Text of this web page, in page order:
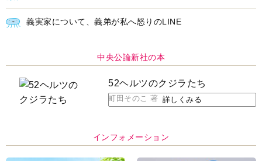
義実家について、義弟が私へ怒りのLINE
中央公論新社の本
52ヘルツのクジラたち
町田そのこ 著 詳しくみる
インフォメーション